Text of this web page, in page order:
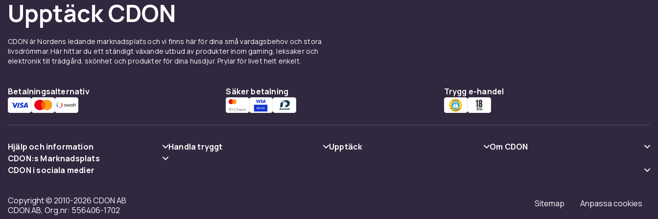
Upptäck CDON
CDON är Nordens ledande marknadsplats och vi finns här för dina små vardagsbehov och stora
livsdrömmar. Här hittar du ett ständigt växande utbud av produkter inom gaming, leksaker och
elektronik till trädgård, skönhet och produkter för dina husdjur. Prylar för livet helt enkelt.
Betalningsalternativ Säker betalning Trygg e-handel
Hjälp och information
Vanliga frågor
Ångra & Returnera här
Handla tryggt
Upptäck
Om CDON
Karriär på CDON
CDON:s Marknadsplats
Sälj på CDON
Regler & kvalitet
CDON i sociala medier
Copyright © 2010-2026 CDON AB
CDON AB, Org.nr: 556406-1702
Sitemap Anpassa cookies